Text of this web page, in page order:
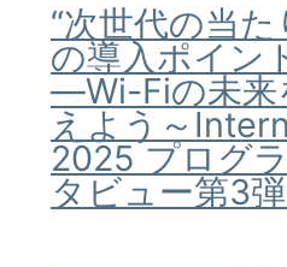
“次世代の当
の導入ポイン
―Wi-Fiの未来
えよう～
2025 プログ
タビュー第3